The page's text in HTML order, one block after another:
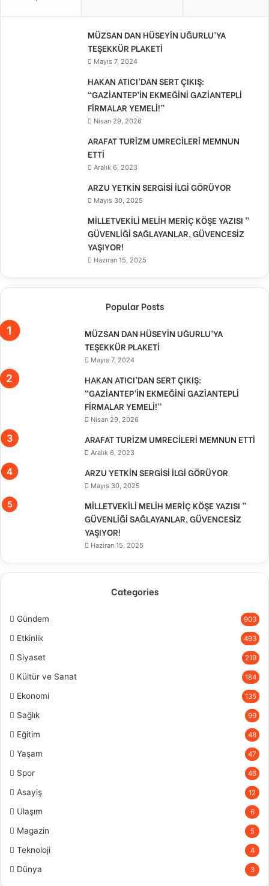
MÜZSAN DAN HÜSEYİN UĞURLU’YA
TEŞEKKÜR PLAKETİ
Mayıs 7, 2024
HAKAN ATICI’DAN SERT ÇIKIŞ:
“GAZİANTEP’İN EKMEĞİNİ GAZİANTEPLİ
FİRMALAR YEMELİ!”
Nisan 29, 2026
ARAFAT TURİZM UMRECİLERİ MEMNUN
ETTİ
Aralık 6, 2023
ARZU YETKİN SERGİSİ İLGİ GÖRÜYOR
Mayıs 30, 2025
MİLLETVEKİLİ MELİH MERİÇ KÖŞE YAZISI ”
GÜVENLİĞİ SAĞLAYANLAR, GÜVENCESİZ
YAŞIYOR!
Haziran 15, 2025
Popular Posts
MÜZSAN DAN HÜSEYİN UĞURLU’YA
TEŞEKKÜR PLAKETİ
Mayıs 7, 2024
HAKAN ATICI’DAN SERT ÇIKIŞ:
“GAZİANTEP’İN EKMEĞİNİ GAZİANTEPLİ
FİRMALAR YEMELİ!”
Nisan 29, 2026
ARAFAT TURİZM UMRECİLERİ MEMNUN ETTİ
Aralık 6, 2023
ARZU YETKİN SERGİSİ İLGİ GÖRÜYOR
Mayıs 30, 2025
MİLLETVEKİLİ MELİH MERİÇ KÖŞE YAZISI ”
GÜVENLİĞİ SAĞLAYANLAR, GÜVENCESİZ
YAŞIYOR!
Haziran 15, 2025
Categories
Gündem 903
Etkinlik 493
Siyaset 219
Kültür ve Sanat 184
Ekonomi 135
Sağlık 99
Eğitim 48
Yaşam 47
Spor 46
Asayiş 12
Ulaşım 6
Magazin 5
Teknoloji 4
Dünya 3